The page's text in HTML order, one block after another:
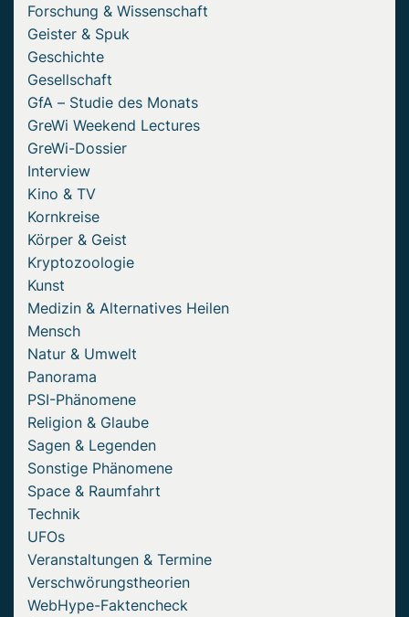
Forschung & Wissenschaft
Geister & Spuk
Geschichte
Gesellschaft
GfA – Studie des Monats
GreWi Weekend Lectures
GreWi-Dossier
Interview
Kino & TV
Kornkreise
Körper & Geist
Kryptozoologie
Kunst
Medizin & Alternatives Heilen
Mensch
Natur & Umwelt
Panorama
PSI-Phänomene
Religion & Glaube
Sagen & Legenden
Sonstige Phänomene
Space & Raumfahrt
Technik
UFOs
Veranstaltungen & Termine
Verschwörungstheorien
WebHype-Faktencheck